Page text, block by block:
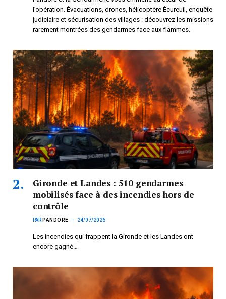
l’opération. Évacuations, drones, hélicoptère Écureuil, enquête
judiciaire et sécurisation des villages : découvrez les missions
rarement montrées des gendarmes face aux flammes.
Gironde et Landes : 510 gendarmes
mobilisés face à des incendies hors de
contrôle
PAR PANDORE 24/07/2026
Les incendies qui frappent la Gironde et les Landes ont
encore gagné…